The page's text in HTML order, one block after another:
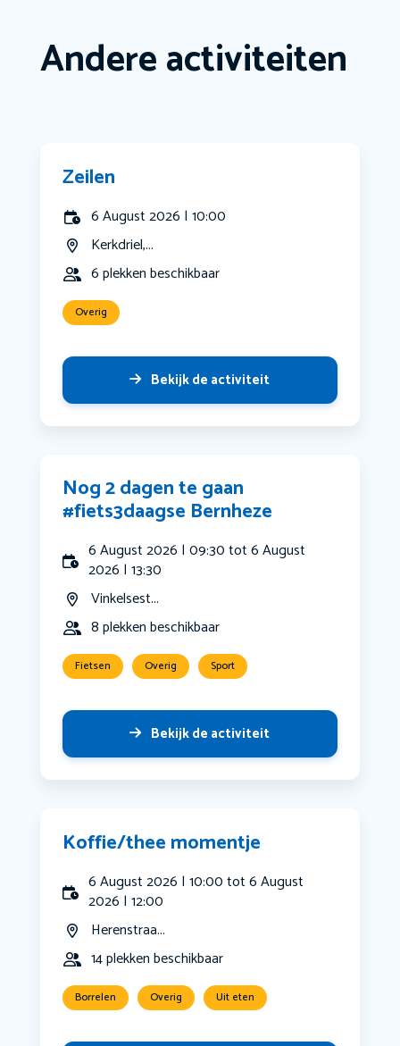
Andere activiteiten
Zeilen
6 August 2026 | 10:00
Kerkdriel,...
6 plekken beschikbaar
Overig
Bekijk de activiteit
Nog 2 dagen te gaan
#fiets3daagse Bernheze
6 August 2026 | 09:30 tot 6 August
2026 | 13:30
Vinkelsest...
8 plekken beschikbaar
Fietsen Overig Sport
Bekijk de activiteit
Koffie/thee momentje
6 August 2026 | 10:00 tot 6 August
2026 | 12:00
Herenstraa...
14 plekken beschikbaar
Borrelen Overig Uit eten